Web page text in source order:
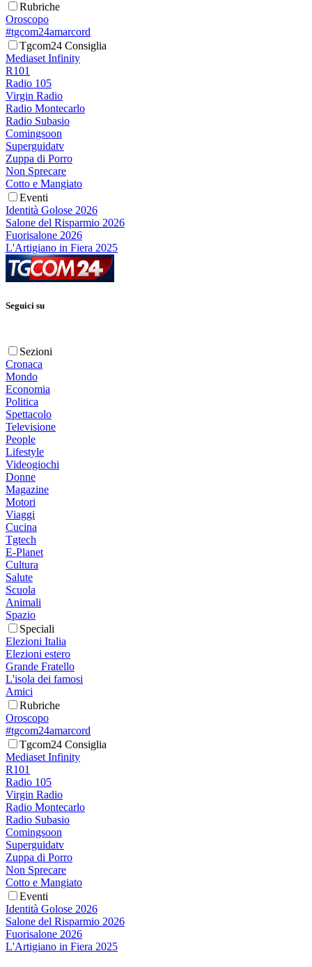
Rubriche
Oroscopo
#tgcom24amarcord
Tgcom24 Consiglia
Mediaset Infinity
R101
Radio 105
Virgin Radio
Radio Montecarlo
Radio Subasio
Comingsoon
Superguidatv
Zuppa di Porro
Non Sprecare
Cotto e Mangiato
Eventi
Identità Golose 2026
Salone del Risparmio 2026
Fuorisalone 2026
L'Artigiano in Fiera 2025
Seguici su
Sezioni
Cronaca
Mondo
Economia
Politica
Spettacolo
Televisione
People
Lifestyle
Videogiochi
Donne
Magazine
Motori
Viaggi
Cucina
Tgtech
E-Planet
Cultura
Salute
Scuola
Animali
Spazio
Speciali
Elezioni Italia
Elezioni estero
Grande Fratello
L'isola dei famosi
Amici
Rubriche
Oroscopo
#tgcom24amarcord
Tgcom24 Consiglia
Mediaset Infinity
R101
Radio 105
Virgin Radio
Radio Montecarlo
Radio Subasio
Comingsoon
Superguidatv
Zuppa di Porro
Non Sprecare
Cotto e Mangiato
Eventi
Identità Golose 2026
Salone del Risparmio 2026
Fuorisalone 2026
L'Artigiano in Fiera 2025